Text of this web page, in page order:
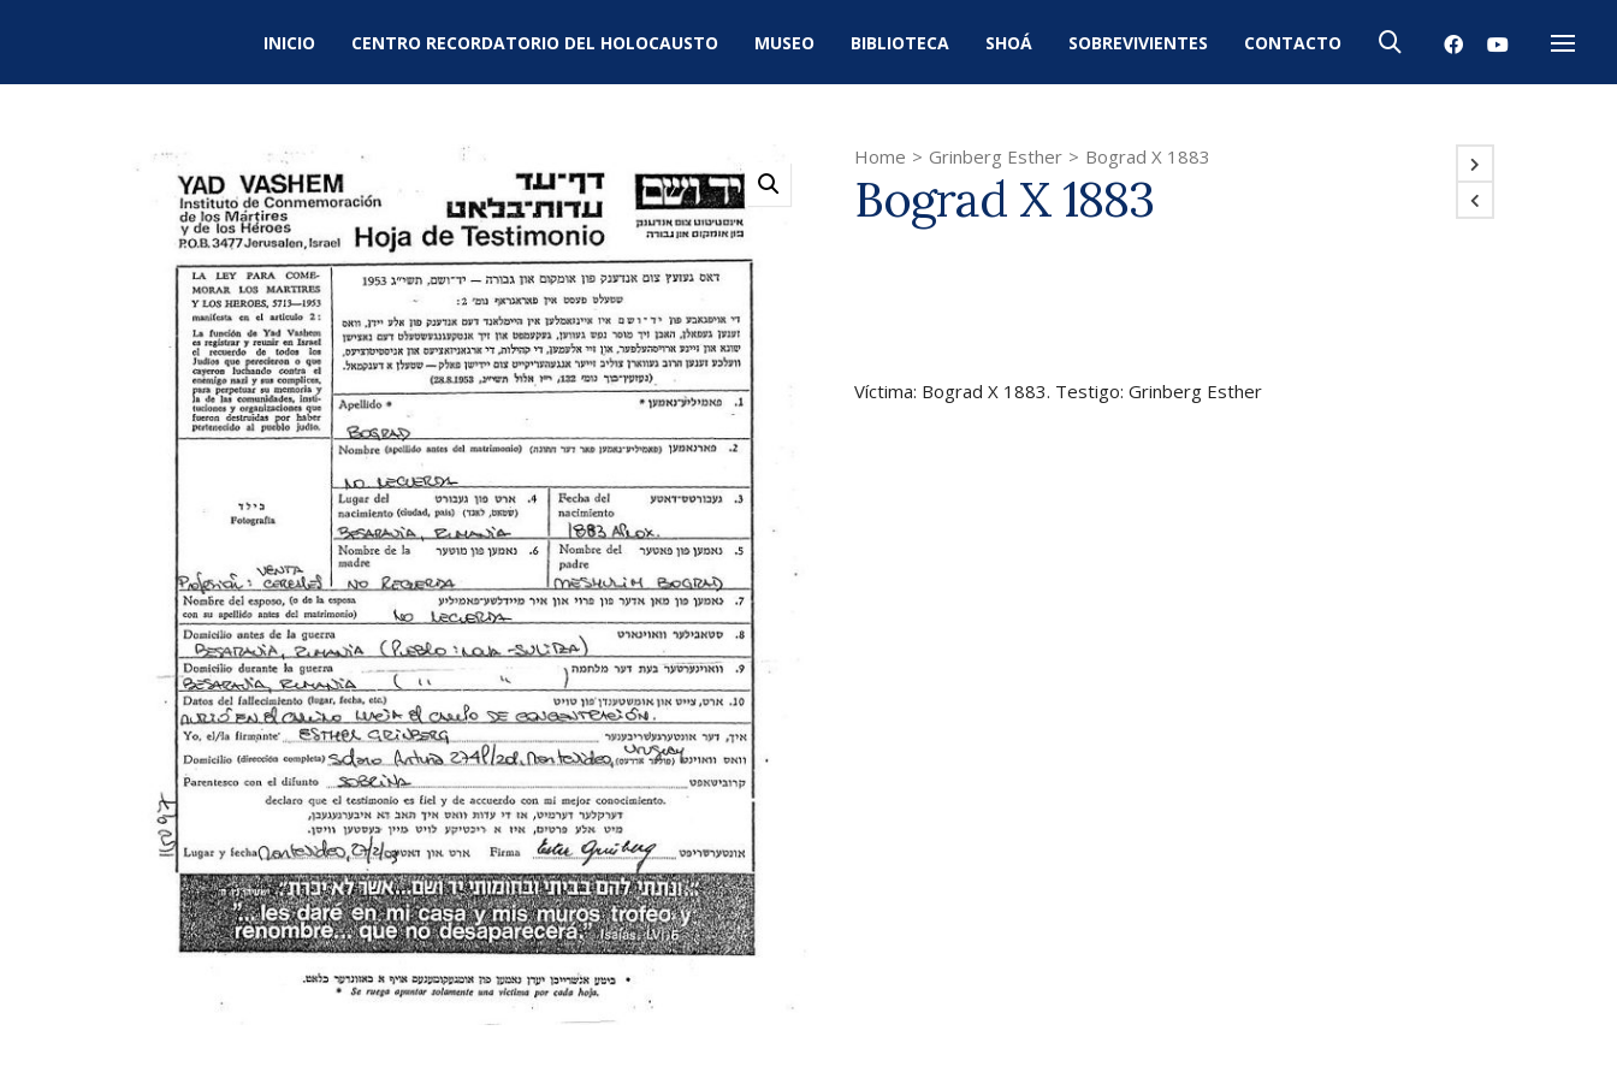
INICIO CENTRO RECORDATORIO DEL HOLOCAUSTO MUSEO BIBLIOTECA SHOÁ SOBREVIVIENTES CONTACTO
Menú
Home > Grinberg Esther > Bograd X 1883
Bograd X 1883
Víctima: Bograd X 1883. Testigo: Grinberg Esther